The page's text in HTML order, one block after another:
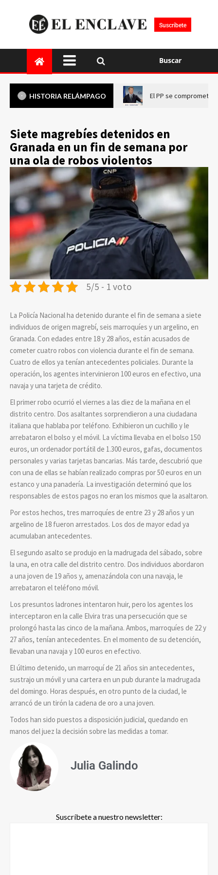
Suscríbete
Buscar
HISTORIA RELÁMPAGO El PP se compromete
Siete magrebíes detenidos en
Granada en un fin de semana por
una ola de robos violentos
5/5 - 1 voto
La Policía Nacional ha detenido durante el fin de semana a siete
individuos de origen magrebí, seis marroquíes y un argelino, en
Granada. Con edades entre 18 y 28 años, están acusados de
cometer cuatro robos con violencia durante el fin de semana.
Cuatro de ellos ya tenían antecedentes policiales. Durante la
operación, los agentes intervinieron 100 euros en efectivo, una
navaja y una tarjeta de crédito.
El primer robo ocurrió el viernes a las diez de la mañana en el
distrito centro. Dos asaltantes sorprendieron a una ciudadana
italiana que hablaba por teléfono. Exhibieron un cuchillo y le
arrebataron el bolso y el móvil. La víctima llevaba en el bolso 150
euros, un ordenador portátil de 1.300 euros, gafas, documentos
personales y varias tarjetas bancarias. Más tarde, descubrió que
con una de ellas se habían realizado compras por 50 euros en un
estanco y una panadería. La investigación determinó que los
responsables de estos pagos no eran los mismos que la asaltaron.
Por estos hechos, tres marroquíes de entre 23 y 28 años y un
argelino de 18 fueron arrestados. Los dos de mayor edad ya
acumulaban antecedentes.
El segundo asalto se produjo en la madrugada del sábado, sobre
la una, en otra calle del distrito centro. Dos individuos abordaron
a una joven de 19 años y, amenazándola con una navaja, le
arrebataron el teléfono móvil.
Los presuntos ladrones intentaron huir, pero los agentes los
interceptaron en la calle Elvira tras una persecución que se
prolongó hasta las cinco de la mañana. Ambos, marroquíes de 22 y
27 años, tenían antecedentes. En el momento de su detención,
llevaban una navaja y 100 euros en efectivo.
El último detenido, un marroquí de 21 años sin antecedentes,
sustrajo un móvil y una cartera en un pub durante la madrugada
del domingo. Horas después, en otro punto de la ciudad, le
arrancó de un tirón la cadena de oro a una joven.
Todos han sido puestos a disposición judicial, quedando en
manos del juez la decisión sobre las medidas a tomar.
Julia Galindo
Suscríbete a nuestro newsletter: